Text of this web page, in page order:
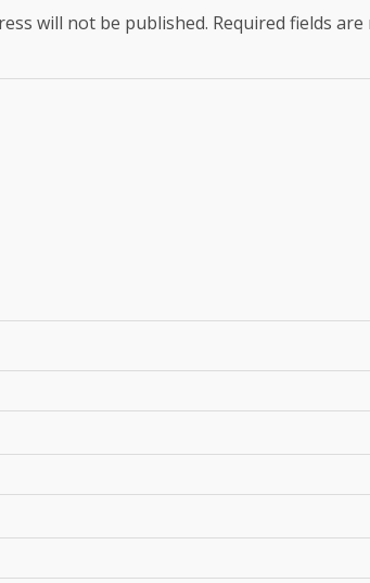
will not be published. Required fields are